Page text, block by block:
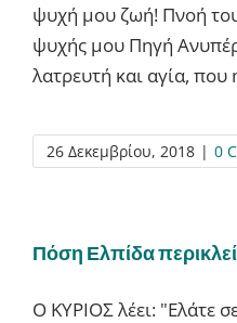
ψυχή μου ζωή! Πνοή
ψυχής μου Πηγή
λατρευτή και αγία, που
26 Δεκεμβρίου, 2018 | 0
Πόση Ελπίδα
Ο ΚΥΡΙΟΣ λέει: "Ελάτε